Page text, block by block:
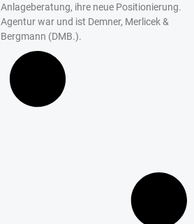
Anlageberatung, ihre neue Positionierung.
Agentur war und ist Demner, Merlicek &
Bergmann (DMB.).